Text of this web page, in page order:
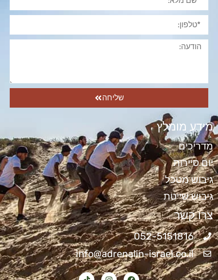
שליחה
מידע מומלץ
מדריכים
יום סיירות
גיבוש מטכל
גיבוש שייטת
צרו קשר
052-5151816
info@adrenalin-israel.co.il